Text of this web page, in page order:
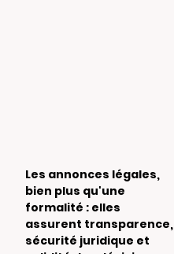
Les annonces légales,
bien plus qu'une
formalité : elles
assurent transparence,
sécurité juridique et